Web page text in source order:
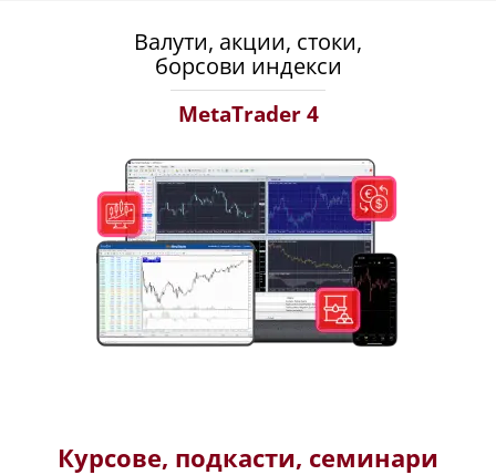
Валути, акции, стоки,
борсови индекси
MetaTrader 4
Курсове, подкасти, семинари